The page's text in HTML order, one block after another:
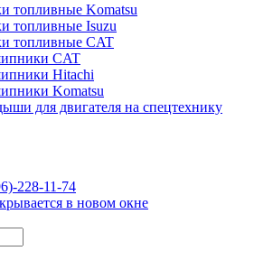
топливные Komatsu
топливные Isuzu
топливные CAT
CAT
Hitachi
Komatsu
для двигателя на спецтехнику
228-11-74
в новом окне